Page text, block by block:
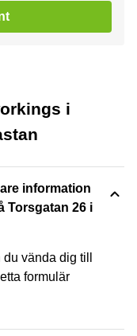
i
information
Torsgatan 26 i
vända dig till
formulär